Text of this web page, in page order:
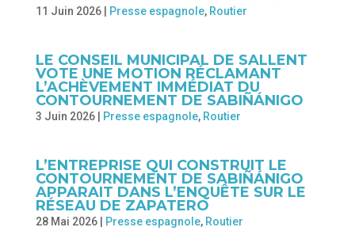
11 Juin 2026| Presse espagnole, Routier
LE CONSEIL MUNICIPAL DE SALLENT
VOTE UNE MOTION RÉCLAMANT
L’ACHÈVEMENT IMMÉDIAT DU
CONTOURNEMENT DE SABIÑÁNIGO
3 Juin 2026| Presse espagnole, Routier
L’ENTREPRISE QUI CONSTRUIT LE
CONTOURNEMENT DE SABIÑÁNIGO
APPARAIT DANS L’ENQUÊTE SUR LE
RÉSEAU DE ZAPATERO
28 Mai 2026| Presse espagnole, Routier